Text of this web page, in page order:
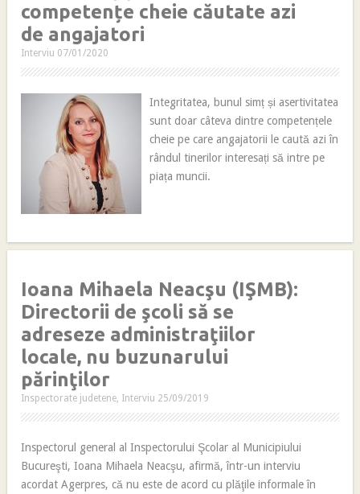
competențe cheie căutate azi
de angajatori
Interviu 07/01/2020
Integritatea, bunul simț și asertivitatea
sunt doar câteva dintre competențele
cheie pe care angajatorii le caută azi în
rândul tinerilor interesați să intre pe
piața muncii.
Ioana Mihaela Neacşu (IŞMB):
Directorii de şcoli să se
adreseze administraţiilor
locale, nu buzunarului
părinţilor
Inspectorate judetene, Interviu 25/09/2019
Inspectorul general al Inspectorului Şcolar al Municipiului
Bucureşti, Ioana Mihaela Neacşu, afirmă, într-un interviu
acordat Agerpres, că nu este de acord cu plăţile informale în